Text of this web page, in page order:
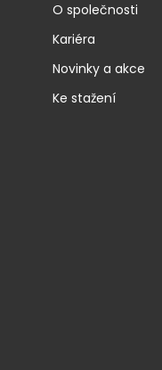
O společnosti
Kariéra
Novinky a akce
Ke stažení